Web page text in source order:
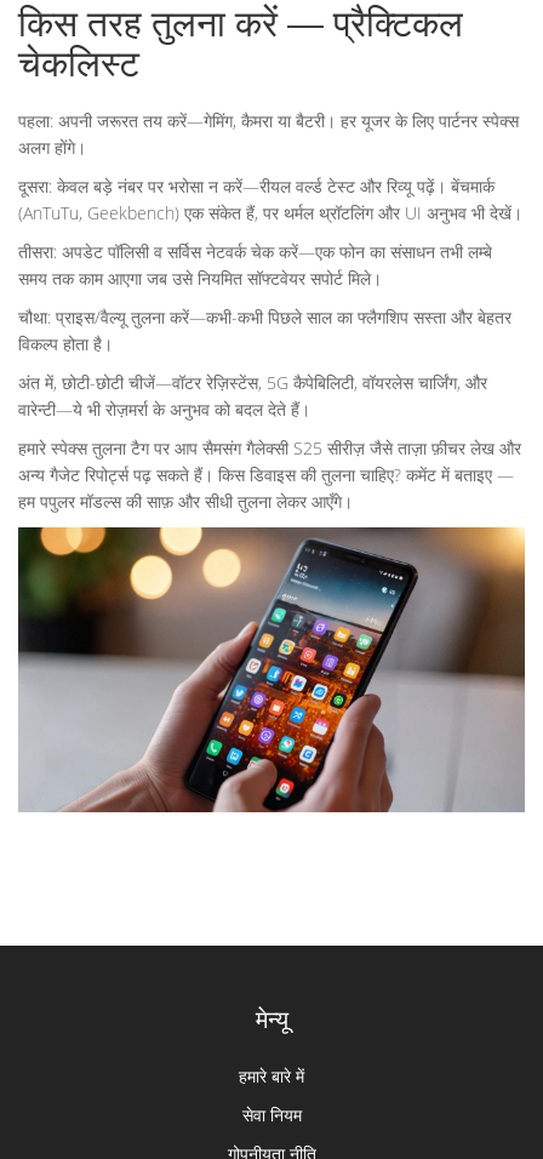
किस तरह तुलना करें — प्रैक्टिकल
चेकलिस्ट
पहला: अपनी जरूरत तय करें—गेमिंग, कैमरा या बैटरी। हर यूजर के लिए पार्टनर स्पेक्स
अलग होंगे।
दूसरा: केवल बड़े नंबर पर भरोसा न करें—रीयल वर्ल्ड टेस्ट और रिव्यू पढ़ें। बेंचमार्क
(AnTuTu, Geekbench) एक संकेत हैं, पर थर्मल थ्रॉटलिंग और UI अनुभव भी देखें।
तीसरा: अपडेट पॉलिसी व सर्विस नेटवर्क चेक करें—एक फोन का संसाधन तभी लम्बे
समय तक काम आएगा जब उसे नियमित सॉफ्टवेयर सपोर्ट मिले।
चौथा: प्राइस/वैल्यू तुलना करें—कभी-कभी पिछले साल का फ्लैगशिप सस्ता और बेहतर
विकल्प होता है।
अंत में, छोटी-छोटी चीजें—वॉटर रेज़िस्टेंस, 5G कैपेबिलिटी, वॉयरलेस चार्जिंग, और
वारेन्टी—ये भी रोज़मर्रा के अनुभव को बदल देते हैं।
हमारे स्पेक्स तुलना टैग पर आप सैमसंग गैलेक्सी S25 सीरीज़ जैसे ताज़ा फ़ीचर लेख और
अन्य गैजेट रिपोर्ट्स पढ़ सकते हैं। किस डिवाइस की तुलना चाहिए? कमेंट में बताइए —
हम पपुलर मॉडल्स की साफ़ और सीधी तुलना लेकर आएँगे।
मेन्यू
हमारे बारे में
सेवा नियम
गोपनीयता नीति